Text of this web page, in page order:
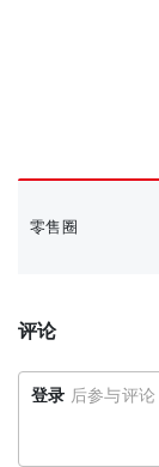
零售圈
评论
登录 后参与评论